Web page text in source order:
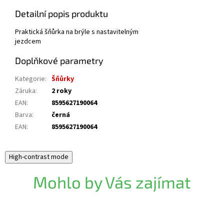
Detailní popis produktu
Praktická šňůrka na brýle s nastavitelným
jezdcem
Doplňkové parametry
Kategorie: Šňůrky
Záruka:
2 roky
EAN:
8595627190064
Barva:
černá
EAN: 8595627190064
High-contrast mode
Mohlo by Vás zajímat